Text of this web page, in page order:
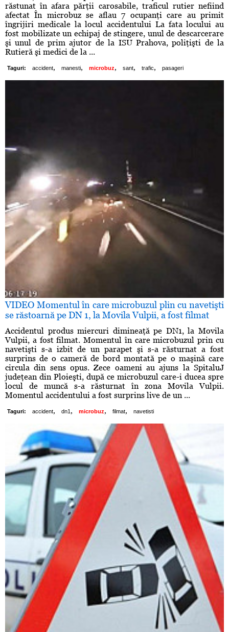
răstunat în afara părţii carosabile, traficul rutier nefiind
afectat În microbuz se aflau 7 ocupanţi care au primit
îngrijiri medicale la locul accidentului La fata locului au
fost mobilizate un echipaj de stingere, unul de descarcerare
şi unul de prim ajutor de la ISU Prahova, poliţişti de la
Rutieră şi medici de la ...
Taguri: accident, manesti, microbuz, sant, trafic, pasageri
VIDEO Momentul în care microbuzul plin cu navetişti
se răstoarnă pe DN 1, la Movila Vulpii, a fost filmat
Accidentul produs miercuri dimineaţă pe DN1, la Movila
Vulpii, a fost filmat. Momentul în care microbuzul prin cu
navetişti s-a izbit de un parapet şi s-a răsturnat a fost
surprins de o cameră de bord montată pe o maşină care
circula din sens opus. Zece oameni au ajuns la SpitaluJ
judeţean din Ploieşti, după ce microbuzul care-i ducea spre
locul de muncă s-a răsturnat în zona Movila Vulpii.
Momentul accidentului a fost surprins live de un ...
Taguri: accident, dn1 , microbuz, filmat, navetisti